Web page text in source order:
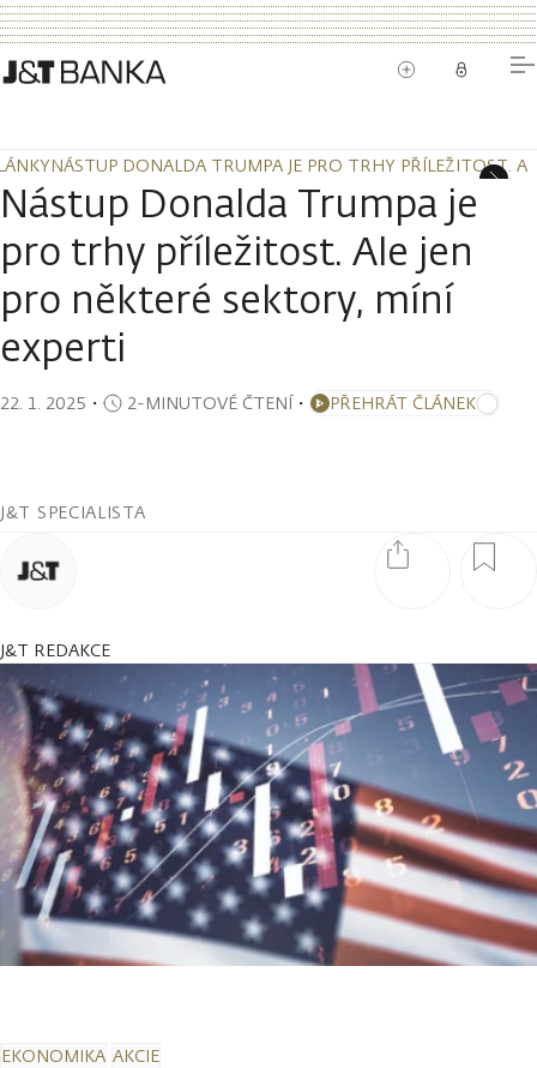
NÁSTUP DONALDA TRUMPA JE PRO TRHY PŘÍLEŽITOST.
NÁSTUP DONALDA TRUMPA JE PRO TRHY PŘÍLEŽITOST.
Nástup Donalda Trumpa je
pro trhy příležitost. Ale jen
pro některé sektory, míní
experti
22. 1. 2025 ・ 2-MINUTOVÉ ČTENÍ・ PŘEHRÁT ČLÁNEK
J&T SPECIALISTA
J&T REDAKCE
EKONOMIKA AKCIE